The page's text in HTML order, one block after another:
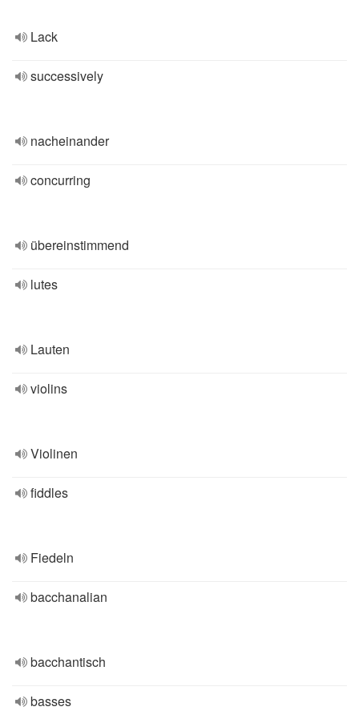
Lack
successively
nacheinander
concurring
übereinstimmend
lutes
Lauten
violins
Violinen
fiddles
Fiedeln
bacchanalian
bacchantisch
basses